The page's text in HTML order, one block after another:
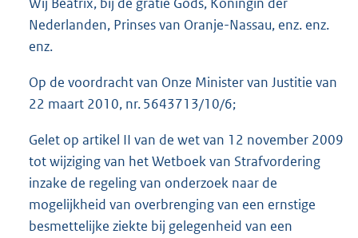
Nederlanden, Prinses van Oranje-Nassau, enz. enz.
enz.
Op de voordracht van Onze Minister van Justitie van
22 maart 2010, nr. 5643713/10/6;
Gelet op artikel II van de wet van 12 november 2009
tot wijziging van het Wetboek van Strafvordering
inzake de regeling van onderzoek naar de
mogelijkheid van overbrenging van een ernstige
besmettelijke ziekte bij gelegenheid van een